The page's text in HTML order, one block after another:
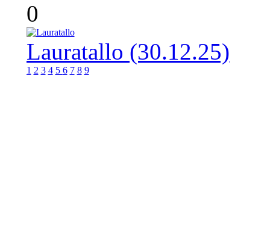
0
Lauratallo (30.12.25)
1 2 3 4 5 6 7 8 9